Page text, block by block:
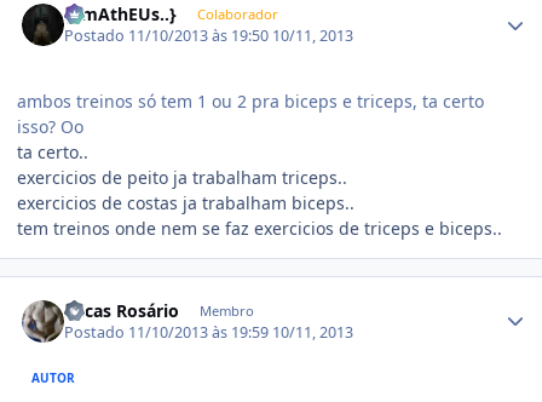
{..mAthEUs..} Colaborador
Postado 11/10/2013 às 19:50 10/11, 2013
ambos treinos só tem 1 ou 2 pra biceps e triceps, ta certo
isso? Oo
ta certo..
exercicios de peito ja trabalham triceps..
exercicios de costas ja trabalham biceps..
tem treinos onde nem se faz exercicios de triceps e biceps..
Lucas Rosário Membro
Postado 11/10/2013 às 19:59 10/11, 2013
AUTOR